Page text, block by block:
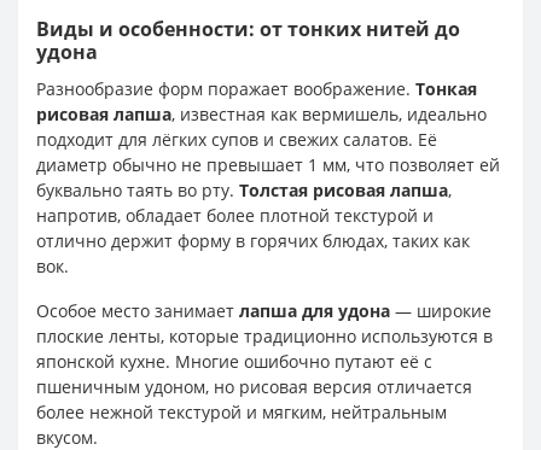
Виды и особенности: от тонких нитей до
удона
Разнообразие форм поражает воображение. Тонкая
рисовая лапша, известная как вермишель, идеально
подходит для лёгких супов и свежих салатов. Её
диаметр обычно не превышает 1 мм, что позволяет ей
буквально таять во рту. Толстая рисовая лапша,
напротив, обладает более плотной текстурой и
отлично держит форму в горячих блюдах, таких как
вок.
Особое место занимает лапша для удона — широкие
плоские ленты, которые традиционно используются в
японской кухне. Многие ошибочно путают её с
пшеничным удоном, но рисовая версия отличается
более нежной текстурой и мягким, нейтральным
вкусом.